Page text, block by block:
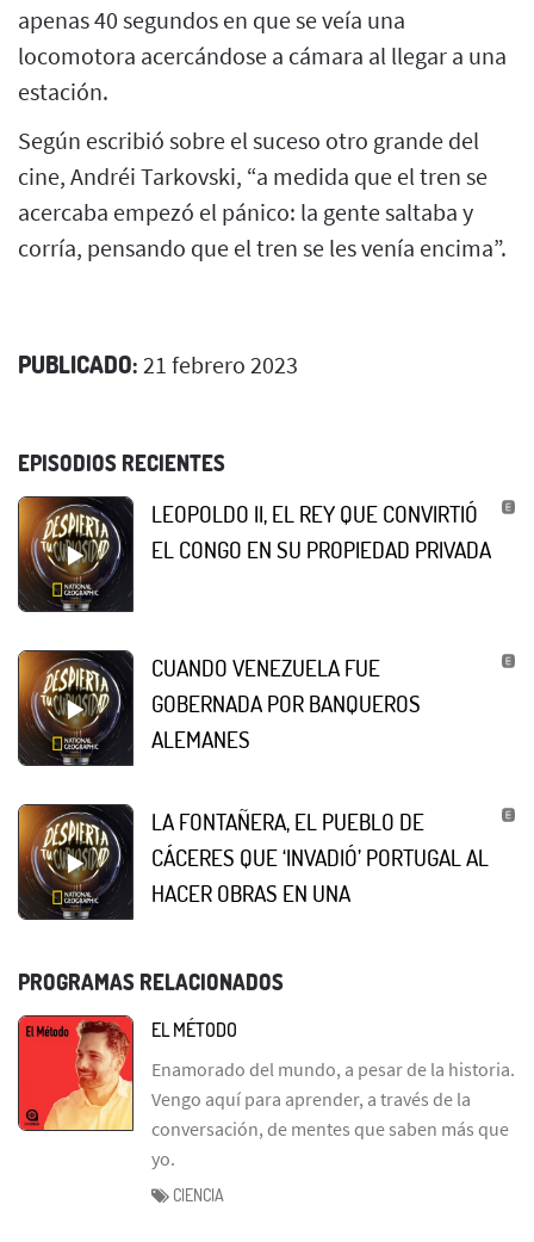
apenas 40 segundos en que se veía una
locomotora acercándose a cámara al llegar a una
estación.
Según escribió sobre el suceso otro grande del
cine, Andréi Tarkovski, “a medida que el tren se
acercaba empezó el pánico: la gente saltaba y
corría, pensando que el tren se les venía encima”.
PUBLICADO: 21 febrero 2023
EPISODIOS RECIENTES
LEOPOLDO II, EL REY QUE CONVIRTIÓ
EL CONGO EN SU PROPIEDAD PRIVADA
CUANDO VENEZUELA FUE
GOBERNADA POR BANQUEROS
ALEMANES
LA FONTAÑERA, EL PUEBLO DE
CÁCERES QUE ‘INVADIÓ’ PORTUGAL AL
HACER OBRAS EN UNA
PROGRAMAS RELACIONADOS
EL MÉTODO
Enamorado del mundo, a pesar de la historia.
Vengo aquí para aprender, a través de la
conversación, de mentes que saben más que
yo.
CIENCIA